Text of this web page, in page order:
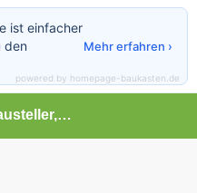
Kirmes, Schausteller,Volksfest,Chilbi,Rummel und vieles mehr
ist einfacher
den
Mehr erfahren ›
powered by homepage-baukasten.de